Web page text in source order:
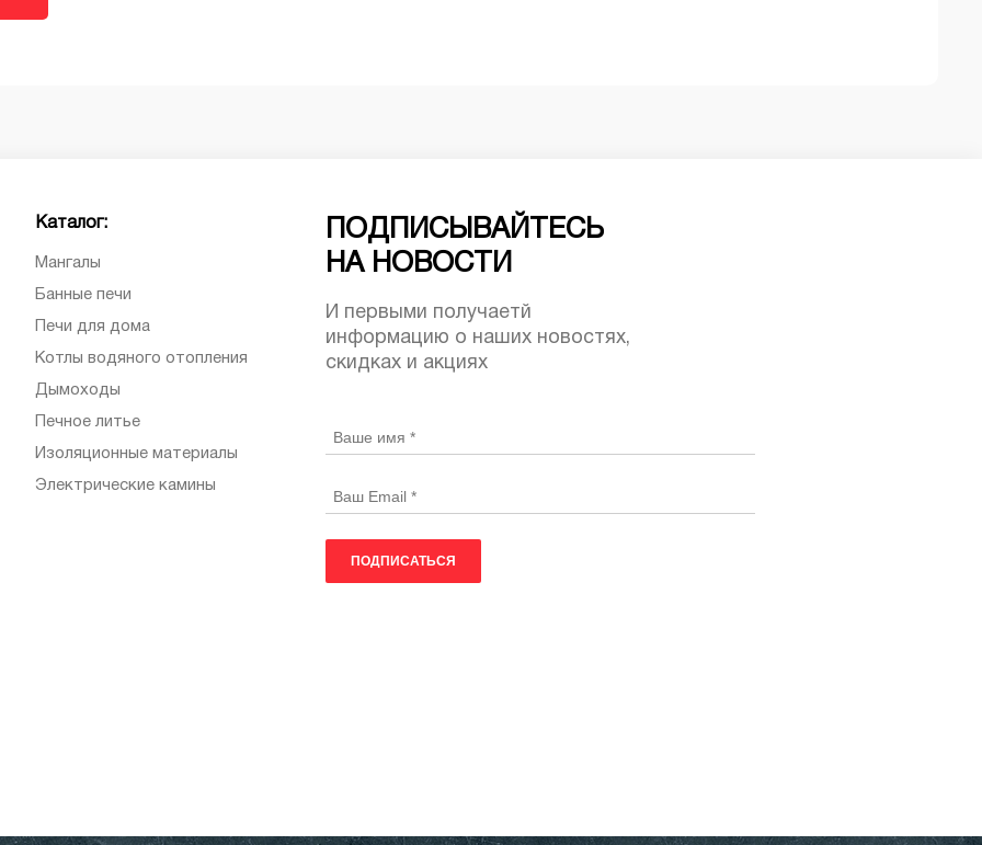
Каталог:
Мангалы
Банные печи
Печи для дома
Котлы водяного отопления
Дымоходы
Печное литье
Изоляционные материалы
Электрические камины
ПОДПИСЫВАЙТЕСЬ
НА НОВОСТИ
И первыми получаетй
информацию о наших новостях,
скидках и акциях